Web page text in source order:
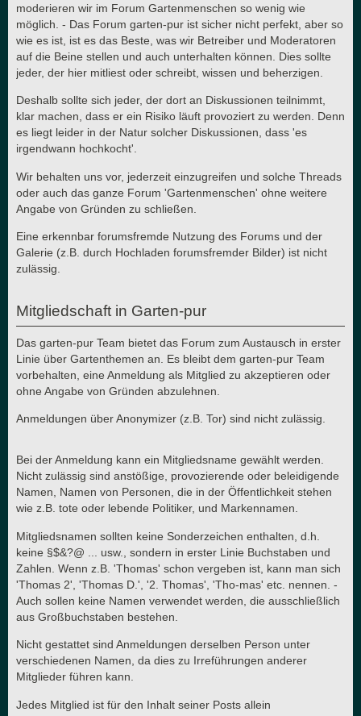
moderieren wir im Forum Gartenmenschen so wenig wie
möglich. - Das Forum garten-pur ist sicher nicht perfekt, aber so
wie es ist, ist es das Beste, was wir Betreiber und Moderatoren
auf die Beine stellen und auch unterhalten können. Dies sollte
jeder, der hier mitliest oder schreibt, wissen und beherzigen.
Deshalb sollte sich jeder, der dort an Diskussionen teilnimmt,
klar machen, dass er ein Risiko läuft provoziert zu werden. Denn
es liegt leider in der Natur solcher Diskussionen, dass 'es
irgendwann hochkocht'.
Wir behalten uns vor, jederzeit einzugreifen und solche Threads
oder auch das ganze Forum 'Gartenmenschen' ohne weitere
Angabe von Gründen zu schließen.
Eine erkennbar forumsfremde Nutzung des Forums und der
Galerie (z.B. durch Hochladen forumsfremder Bilder) ist nicht
zulässig.
Mitgliedschaft in Garten-pur
Das garten-pur Team bietet das Forum zum Austausch in erster
Linie über Gartenthemen an. Es bleibt dem garten-pur Team
vorbehalten, eine Anmeldung als Mitglied zu akzeptieren oder
ohne Angabe von Gründen abzulehnen.
Anmeldungen über Anonymizer (z.B. Tor) sind nicht zulässig.
Bei der Anmeldung kann ein Mitgliedsname gewählt werden.
Nicht zulässig sind anstößige, provozierende oder beleidigende
Namen, Namen von Personen, die in der Öffentlichkeit stehen
wie z.B. tote oder lebende Politiker, und Markennamen.
Mitgliedsnamen sollten keine Sonderzeichen enthalten, d.h.
keine §$&?@ ... usw., sondern in erster Linie Buchstaben und
Zahlen. Wenn z.B. 'Thomas' schon vergeben ist, kann man sich
'Thomas 2', 'Thomas D.', '2. Thomas', 'Tho-mas' etc. nennen. -
Auch sollen keine Namen verwendet werden, die ausschließlich
aus Großbuchstaben bestehen.
Nicht gestattet sind Anmeldungen derselben Person unter
verschiedenen Namen, da dies zu Irreführungen anderer
Mitglieder führen kann.
Jedes Mitglied ist für den Inhalt seiner Posts allein